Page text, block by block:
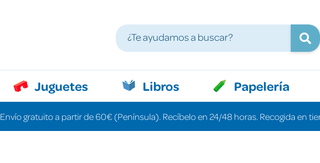
Juguetes Libros Papelería
Envío gratuito a partir de 60€ (Península). Recíbelo en 24/48 horas. Recogida en